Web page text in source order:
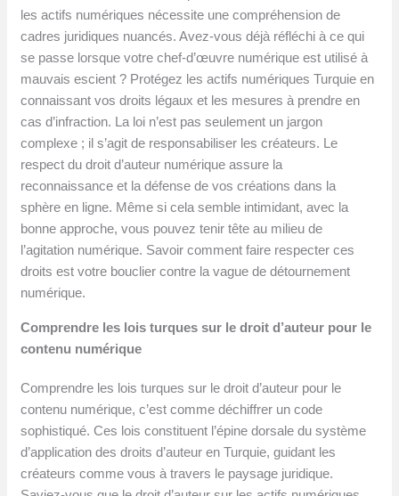
les actifs numériques nécessite une compréhension de
cadres juridiques nuancés. Avez-vous déjà réfléchi à ce qui
se passe lorsque votre chef-d’œuvre numérique est utilisé à
mauvais escient ? Protégez les actifs numériques Turquie en
connaissant vos droits légaux et les mesures à prendre en
cas d’infraction. La loi n’est pas seulement un jargon
complexe ; il s’agit de responsabiliser les créateurs. Le
respect du droit d’auteur numérique assure la
reconnaissance et la défense de vos créations dans la
sphère en ligne. Même si cela semble intimidant, avec la
bonne approche, vous pouvez tenir tête au milieu de
l’agitation numérique. Savoir comment faire respecter ces
droits est votre bouclier contre la vague de détournement
numérique.
Comprendre les lois turques sur le droit d’auteur pour le
contenu numérique
Comprendre les lois turques sur le droit d’auteur pour le
contenu numérique, c’est comme déchiffrer un code
sophistiqué. Ces lois constituent l’épine dorsale du système
d’application des droits d’auteur en Turquie, guidant les
créateurs comme vous à travers le paysage juridique.